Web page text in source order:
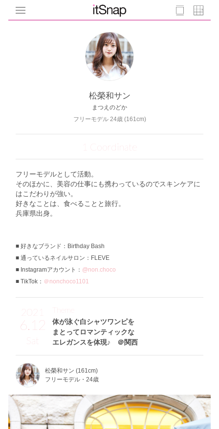
松榮和サン
まつえのどか
フリーモデル 24歳 (161cm)
1 Coordinate
フリーモデルとして活動。
そのほかに、美容の仕事にも携わっているのでスキンケアに
はこだわりが強い。
好きなことは、食べることと旅行。
兵庫県出身。
好きなブランド：Birthday Bash
通っているネイルサロン：FLEVE
Instagramアカウント： @non.choco
TikTok： ＠nonchoco1101
6.12
Sat
体が泳ぐ白シャツワンピを
まとってロマンティックな
エレガンスを体現♪ ＠関西
Theme
松榮和サン (161cm)
フリーモデル・24歳